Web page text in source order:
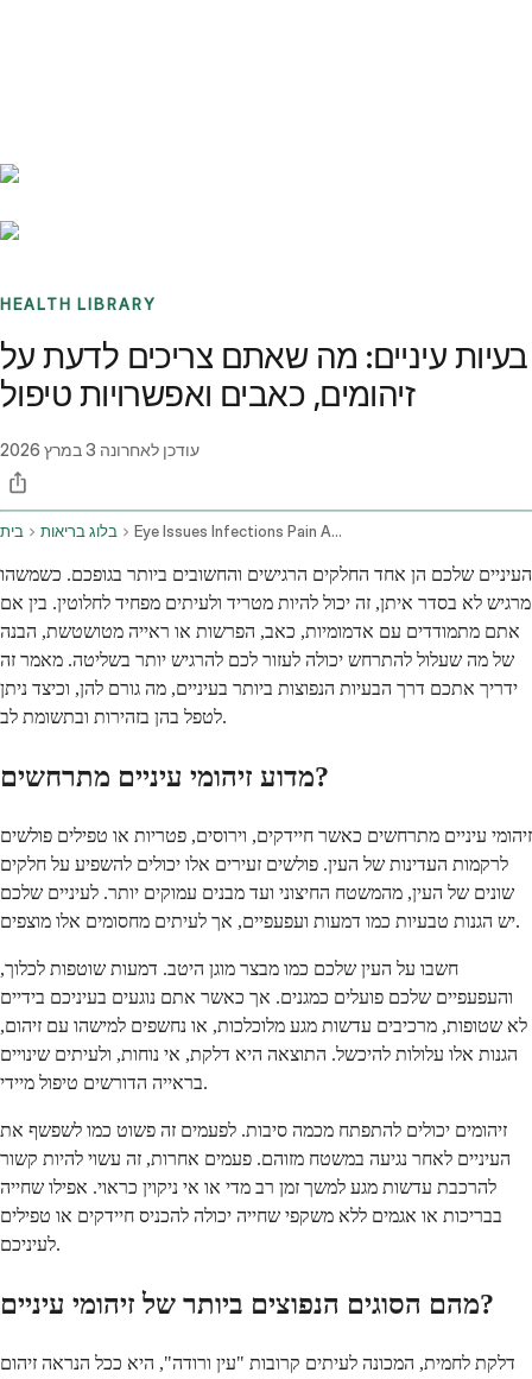
HEALTH LIBRARY
בעיות עיניים: מה שאתם צריכים לדעת על
זיהומים, כאבים ואפשרויות טיפול
עודכן לאחרונה 3 במרץ 2026
בית בלוג בריאות Eye Issues Infections Pain And Treatment Options
העיניים שלכם הן אחד החלקים הרגישים והחשובים ביותר בגופכם. כשמשהו
מרגיש לא בסדר איתן, זה יכול להיות מטריד ולעיתים מפחיד לחלוטין. בין אם
אתם מתמודדים עם אדמומיות, כאב, הפרשות או ראייה מטושטשת, הבנה
של מה שעלול להתרחש יכולה לעזור לכם להרגיש יותר בשליטה. מאמר זה
ידריך אתכם דרך הבעיות הנפוצות ביותר בעיניים, מה גורם להן, וכיצד ניתן
לטפל בהן בזהירות ובתשומת לב.
מדוע זיהומי עיניים מתרחשים?
זיהומי עיניים מתרחשים כאשר חיידקים, וירוסים, פטריות או טפילים פולשים
לרקמות העדינות של העין. פולשים זעירים אלו יכולים להשפיע על חלקים
שונים של העין, מהמשטח החיצוני ועד מבנים עמוקים יותר. לעיניים שלכם
יש הגנות טבעיות כמו דמעות ועפעפיים, אך לעיתים מחסומים אלו מוצפים.
חשבו על העין שלכם כמו מבצר מוגן היטב. דמעות שוטפות לכלוך,
והעפעפיים שלכם פועלים כמגנים. אך כאשר אתם נוגעים בעיניכם בידיים
לא שטופות, מרכיבים עדשות מגע מלוכלכות, או נחשפים למישהו עם זיהום,
הגנות אלו עלולות להיכשל. התוצאה היא דלקת, אי נוחות, ולעיתים שינויים
בראייה הדורשים טיפול מיידי.
זיהומים יכולים להתפתח מכמה סיבות. לפעמים זה פשוט כמו לשפשף את
העיניים לאחר נגיעה במשטח מזוהם. פעמים אחרות, זה עשוי להיות קשור
להרכבת עדשות מגע למשך זמן רב מדי או אי ניקוין כראוי. אפילו שחייה
בבריכות או אגמים ללא משקפי שחייה יכולה להכניס חיידקים או טפילים
לעיניכם.
מהם הסוגים הנפוצים ביותר של זיהומי עיניים?
דלקת לחמית, המכונה לעיתים קרובות "עין ורודה", היא ככל הנראה זיהום